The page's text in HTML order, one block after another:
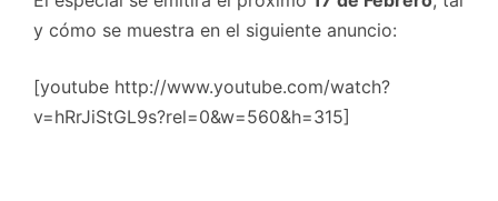
y cómo se muestra en el siguiente anuncio:
[youtube http://www.youtube.com/watch?
v=hRrJiStGL9s?rel=0&w=560&h=315]